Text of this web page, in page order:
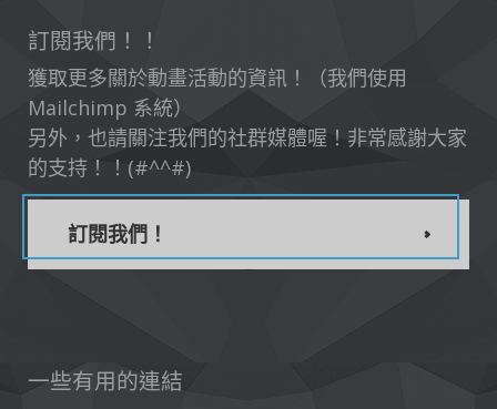
訂閱我們！！
獲取更多關於動畫活動的資訊！（我們使用
Mailchimp 系統）
另外，也請關注我們的社群媒體喔！非常感謝大家
的支持！！(#^^#)
訂閱我們！
一些有用的連結